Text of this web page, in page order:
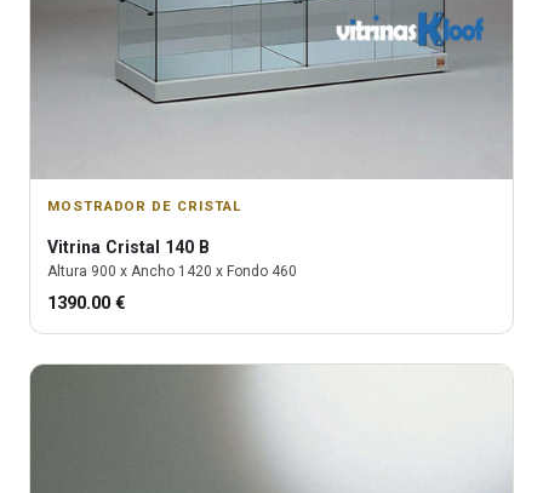
MOSTRADOR DE CRISTAL
Vitrina Cristal 140 B
Altura 900 x Ancho 1420 x Fondo 460
1390.00 €